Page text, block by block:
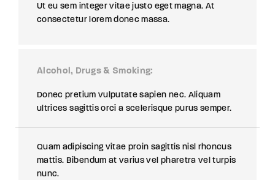
Ut eu sem integer vitae justo eget magna. At
consectetur lorem donec massa.
Alcohol, Drugs & Smoking
Donec pretium vulputate sapien nec. Aliquam
ultrices sagittis orci a scelerisque purus semper.
Quam adipiscing vitae proin sagittis nisl rhoncus
mattis. Bibendum at varius vel pharetra vel turpis
nunc.